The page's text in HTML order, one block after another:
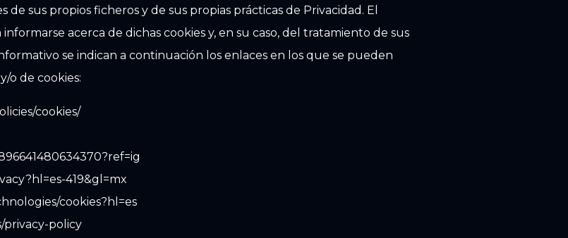
de sus propios ficheros y de sus propias prácticas de Privacidad. El
acerca de dichas cookies y, en su caso, del tratamiento de sus
se indican a continuación los enlaces en los que se pueden
o de cookies:
cookies/
419&gl=mx
cookies?hl=es
privacy-policy